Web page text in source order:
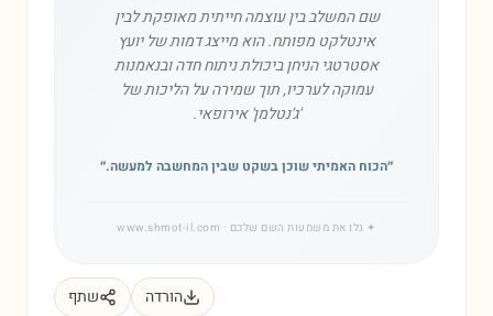
שם המשלב בין עוצמה חייתית מאופקת לבין
אינטלקט מפותח. הוא מייצג דמות של יועץ
אסטרטגי הניחן ביכולת ניתוח חדה ובנאמנות
עמוקה לערכיו, תוך שמירה על הליכות של
'ג'נטלמן' אירופאי.
״הכוח האמיתי שוכן בשקט שבין המחשבה למעשה.״
✦ גלו את משמעות השם שלכם · www.shmot-il.com
הורדה שתף